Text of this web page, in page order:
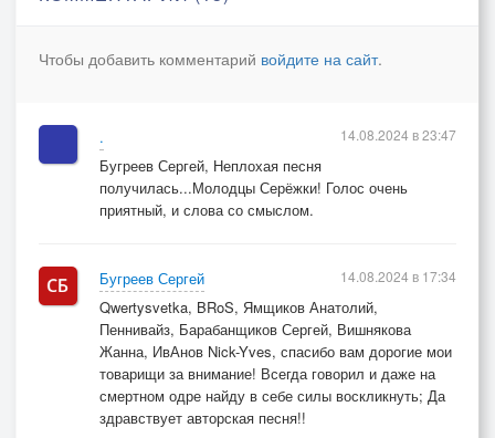
чтоб рекой разливались рассказы,
прописное - крестоналожений:
Вся деревня - большая семья!
не случиться души охлажденье,
если вера внутри как броня.
А на Троицу; блинчики с маслом,
под иконами мята-трава,
чтоб рекой разливались рассказы,
Чтобы добавить комментарий войдите на сайт.
.
Бугреев Сергей, Неплохая песня
получилась...Молодцы Серёжки! Голос очень
приятный, и слова со смыслом.
14.08.2024 в 23:47
Бугреев Сергей
Qwertysvetka, BRoS, Ямщиков Анатолий,
Пеннивайз, Барабанщиков Сергей, Вишнякова
Жанна, ИвАнов Nick-Yves, спасибо вам дорогие мои
товарищи за внимание! Всегда говорил и даже на
смертном одре найду в себе силы воскликнуть; Да
здравствует авторская песня!!
14.08.2024 в 17:34